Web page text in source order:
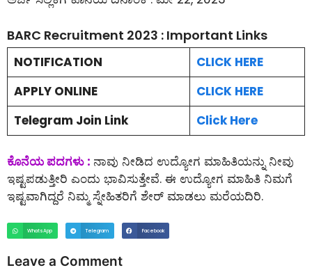
BARC Recruitment 2023 : Important Links
NOTIFICATION
CLICK HERE
APPLY ONLINE
CLICK HERE
Telegram Join Link
Click Here
ಕೊನೆಯ ಪದಗಳು : ನಾವು ನೀಡಿದ ಉದ್ಯೋಗ ಮಾಹಿತಿಯನ್ನು ನೀವು
ಇಷ್ಟಪಡುತ್ತೀರಿ ಎಂದು ಭಾವಿಸುತ್ತೇವೆ. ಈ ಉದ್ಯೋಗ ಮಾಹಿತಿ ನಿಮಗೆ
ಇಷ್ಟವಾಗಿದ್ದರೆ ನಿಮ್ಮ ಸ್ನೇಹಿತರಿಗೆ ಶೇರ್ ಮಾಡಲು ಮರೆಯದಿರಿ.
WhatsApp Telegram Facebook
Leave a Comment